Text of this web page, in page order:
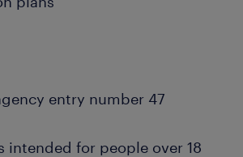
entry number 47
intended for people over 18